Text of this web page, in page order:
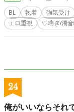
クハラを繰り返すが、そ
のかもしれない。 ※単話でも読めます ※ほぼずっと濡れ場 ※不定期更新 ※pixi
vでも投稿予定
BL 執着 強気受け
エロ重視
♡喘ぎ/濁
24
俺がいいならそれ